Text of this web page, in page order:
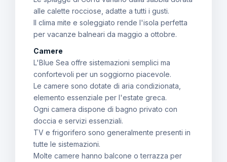
alle calette rocciose, adatte a tutti i gusti.
Il clima mite e soleggiato rende l'isola perfetta
per vacanze balneari da maggio a ottobre.
Camere
L'Blue Sea offre sistemazioni semplici ma
confortevoli per un soggiorno piacevole.
Le camere sono dotate di aria condizionata,
elemento essenziale per l'estate greca.
Ogni camera dispone di bagno privato con
doccia e servizi essenziali.
TV e frigorifero sono generalmente presenti in
tutte le sistemazioni.
Molte camere hanno balcone o terrazza per